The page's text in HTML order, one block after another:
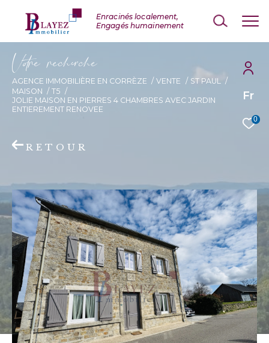
Fr
0
Vore recece
AGENCE IMMOBILIÈRE EN CORRÈZE VENTE
ST PAUL
MAISON
T5
JOLIE MAISON EN PIERRES 4 CHAMBRES AVEC JARDIN
ENTIEREMENT RENOVEE
RETOUR